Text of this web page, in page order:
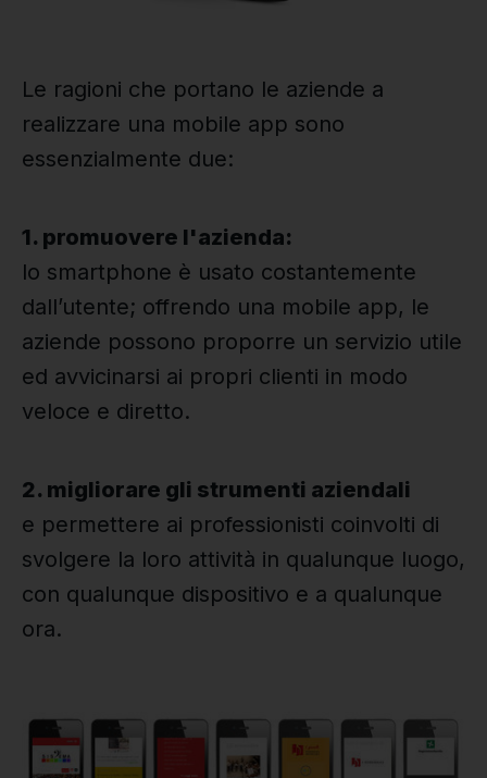
Le ragioni che portano le aziende a
realizzare una mobile app sono
essenzialmente due:
1. promuovere l'azienda:
lo smartphone è usato costantemente
dall’utente; offrendo una mobile app, le
aziende possono proporre un servizio utile
ed avvicinarsi ai propri clienti in modo
veloce e diretto.
2. migliorare gli strumenti aziendali
e permettere ai professionisti coinvolti di
svolgere la loro attività in qualunque luogo,
con qualunque dispositivo e a qualunque
ora.